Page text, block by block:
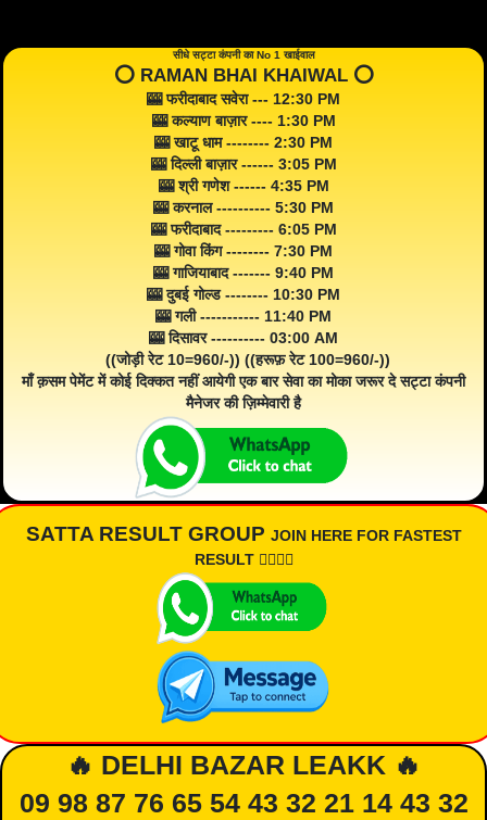
सीधे सट्टा कंपनी का No 1 खाईवाल
⭕️ RAMAN BHAI KHAIWAL ⭕️
🎰 फरीदाबाद सवेरा --- 12:30 PM
🎰 कल्याण बाज़ार ---- 1:30 PM
🎰 खाटू धाम -------- 2:30 PM
🎰 दिल्ली बाज़ार ------ 3:05 PM
🎰 श्री गणेश ------ 4:35 PM
🎰 करनाल ---------- 5:30 PM
🎰 फरीदाबाद --------- 6:05 PM
🎰 गोवा किंग -------- 7:30 PM
🎰 गाजियाबाद ------- 9:40 PM
🎰 दुबई गोल्ड -------- 10:30 PM
🎰 गली ----------- 11:40 PM
🎰 दिसावर ---------- 03:00 AM
((जोड़ी रेट 10=960/-)) ((हरूफ़ रेट 100=960/-))
माँ क़सम पेमेंट में कोई दिक्कत नहीं आयेगी एक बार सेवा का मोका जरूर दे सट्टा कंपनी
मैनेजर की ज़िम्मेवारी है
SATTA RESULT GROUP JOIN HERE FOR FASTEST
RESULT 👇🏾👇🏾
🔥 DELHI BAZAR LEAKK 🔥
09 98 87 76 65 54 43 32 21 14 43 32